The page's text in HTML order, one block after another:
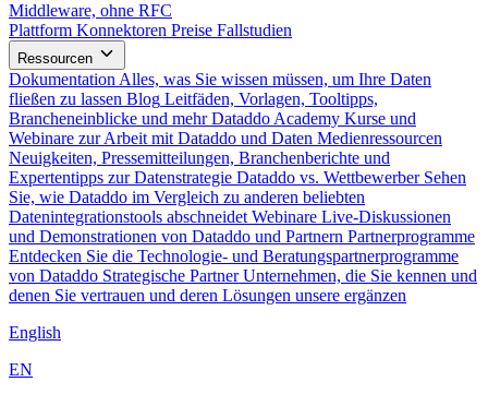
Middleware, ohne RFC
Plattform Konnektoren Preise Fallstudien
Ressourcen
Dokumentation Alles, was Sie wissen müssen, um Ihre Daten
fließen zu lassen Blog Leitfäden, Vorlagen, Tooltipps,
Brancheneinblicke und mehr Dataddo Academy Kurse und
Webinare zur Arbeit mit Dataddo und Daten Medienressourcen
Neuigkeiten, Pressemitteilungen, Branchenberichte und
Expertentipps zur Datenstrategie Dataddo vs. Wettbewerber Sehen
Sie, wie Dataddo im Vergleich zu anderen beliebten
Datenintegrationstools abschneidet Webinare Live-Diskussionen
und Demonstrationen von Dataddo und Partnern Partnerprogramme
Entdecken Sie die Technologie- und Beratungspartnerprogramme
von Dataddo Strategische Partner Unternehmen, die Sie kennen und
denen Sie vertrauen und deren Lösungen unsere ergänzen
English
EN